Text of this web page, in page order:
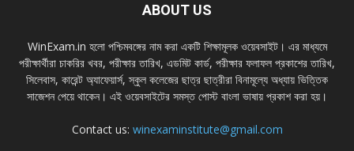
ABOUT US
WinExam.in হলাে পশ্চিমবঙ্গের নাম করা একটি শিক্ষামূলক ওয়েবসাইট। এর মাধ্যমে
পরীক্ষার্থীরা চাকরির খবর, পরীক্ষার তারিখ, এডমিট কার্ড, পরীক্ষার ফলাফল প্রকাশের তারিখ,
সিলেবাস, কারেন্ট অ্যাফেয়ার্স, স্কুল কলেজের ছাত্র ছাত্রীরা বিনামূল্যে অধ্যায় ভিত্তিক
সাজেশন পেয়ে থাকেন। এই ওয়েবসাইটের সমস্ত পােস্ট বাংলা ভাষায় প্রকাশ করা হয়।
Contact us: winexaminstitute@gmail.com